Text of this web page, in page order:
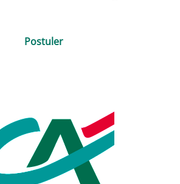
Postuler